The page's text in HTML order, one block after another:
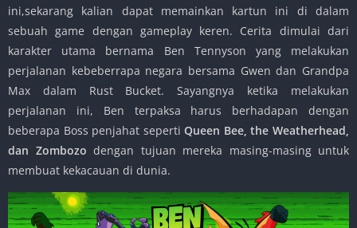
ini,sekarang kalian dapat memainkan kartun ini di dalam
sebuah game dengan gameplay keren. Cerita dimulai dari
karakter utama bernama Ben Tennyson yang melakukan
perjalanan kebeberrapa negara bersama Gwen dan Grandpa
Max dalam Rust Bucket. Sayangnya ketika melakukan
perjalanan ini, Ben terpaksa harus berhadapan dengan
beberapa Boss penjahat sepertiQueen Bee, the Weatherhead,
dan Zombozo dengan tujuan mereka masing-masing untuk
membuat kekacauan di dunia.